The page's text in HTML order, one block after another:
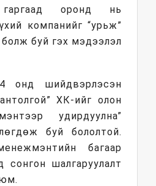
гаргаад оронд нь
компанийг “урьж”
буй гэх мэдээлэл
онд шийдвэрлэсэн
ХК-ийг олон
удирдуулна”
буй бололтой.
багаар
сонгон шалгаруулалт